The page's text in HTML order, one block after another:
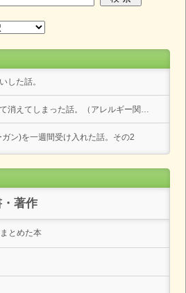
した話。
インスタが乗っ取られて消えてしまった話。（アレルギー関係なし）
ン)を一週間受け入れた話。その2
著作
とめた本